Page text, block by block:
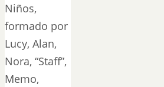
Niños,
formado por
Lucy, Alan,
Nora, “Staff”,
Memo,